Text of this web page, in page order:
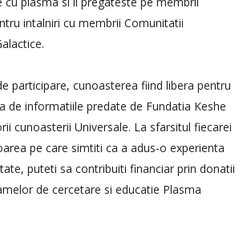
intalniri cu membrii Comunitatii
participare, cunoasterea fiind libera pentru
de informatiile predate de Fundatia Keshe
cunoasterii Universale. La sfarsitul fiecarei
pe care simtiti ca a adus-o experienta
puteti sa contribuiti financiar prin donatii
de cercetare si educatie Plasma